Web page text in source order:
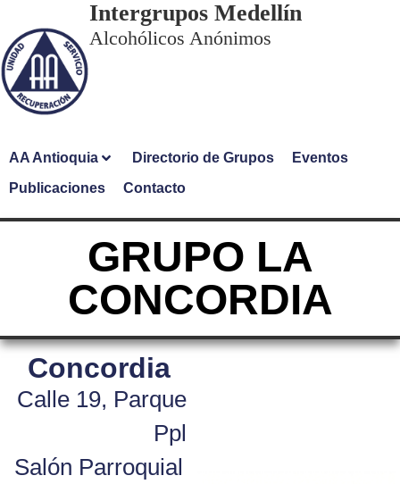
Intergrupos Medellín
Alcohólicos Anónimos
AA Antioquia Directorio de Grupos
Eventos
Publicaciones
Contacto
GRUPO LA
CONCORDIA
Concordia
Calle 19, Parque
Ppl
Salón Parroquial